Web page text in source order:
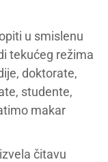
u smislenu
tekućeg režima
doktorate,
studente,
makar
čitavu